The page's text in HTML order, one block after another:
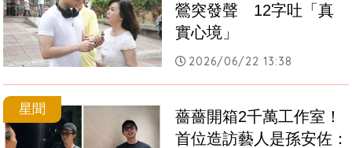
鶯突發聲　12字吐「真
實心境」
2026/06/22 13:38
星聞
薔薔開箱2千萬工作室！
首位造訪藝人是孫安佐：